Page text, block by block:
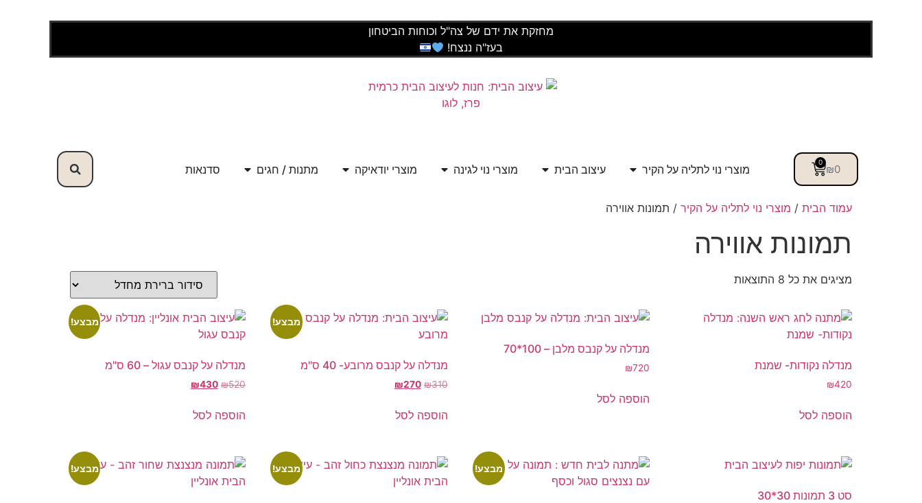
מחזקת את ידם של צה"ל וכוחות הביטחון
בעז"ה ננצח!
₪0
0
מוצרי נוי לתליה על הקיר עיצוב הבית מוצרי נוי לגינה מוצרי יודאיקה מתנות / חגים סדנאות
עמוד הבית / מוצרי נוי לתליה על הקיר / תמונות אווירה
תמונות אווירה
מציגים את כל ⁦8⁩ התוצאות
מנדלה נקודות- שמנת
₪420
הוספה לסל
מנדלה על קנבס מלבן – 100*70
₪720
הוספה לסל
מבצע!
מנדלה על קנבס מרובע- 40 ס"מ
₪310
₪270
הוספה לסל
מבצע!
מנדלה על קנבס עגול – 60 ס"מ
₪520
₪430
הוספה לסל
סט 3 תמונות 30*30
מבצע! מבצע! מבצע!